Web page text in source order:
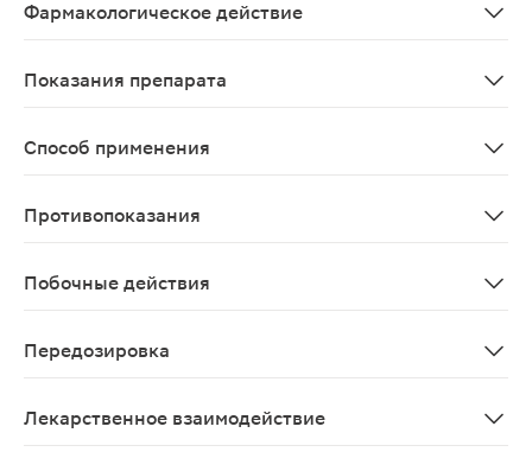
Фармакологическое действие
Показания препарата
Способ применения
Противопоказания
Побочные действия
Передозировка
Лекарственное взаимодействие